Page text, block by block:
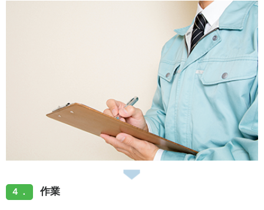
４． 作業